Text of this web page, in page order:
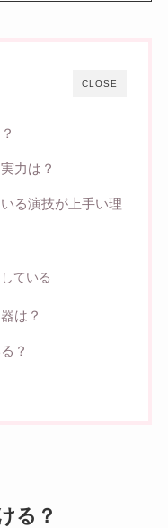
CLOSE
力は？
る演技が上手い理
ている
は？
？
る？